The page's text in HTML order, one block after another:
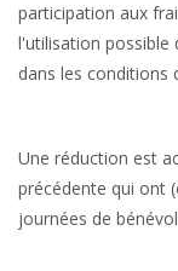
participation aux
l'utilisation possible
dans les conditions
Une réduction est
précédente qui ont
journées de